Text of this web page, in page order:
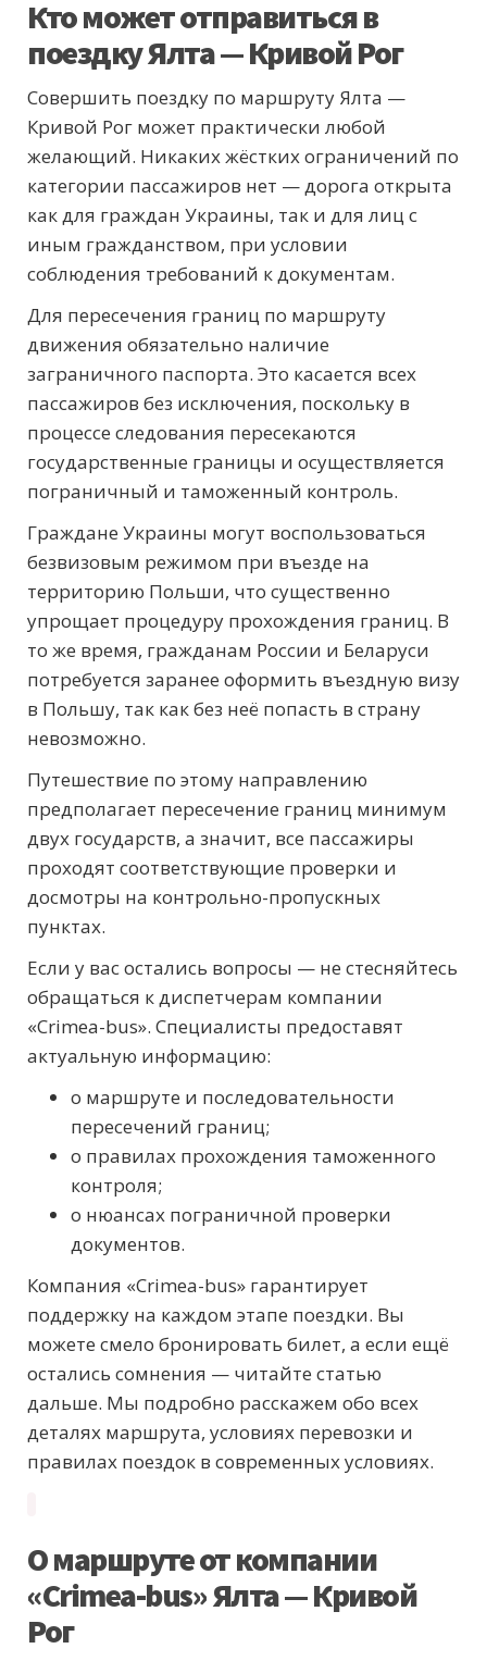
Кто может отправиться в
поездку Ялта — Кривой Рог
Совершить поездку по маршруту Ялта —
Кривой Рог может практически любой
желающий. Никаких жёстких ограничений по
категории пассажиров нет — дорога открыта
как для граждан Украины, так и для лиц с
иным гражданством, при условии
соблюдения требований к документам.
Для пересечения границ по маршруту
движения обязательно наличие
заграничного паспорта. Это касается всех
пассажиров без исключения, поскольку в
процессе следования пересекаются
государственные границы и осуществляется
пограничный и таможенный контроль.
Граждане Украины могут воспользоваться
безвизовым режимом при въезде на
территорию Польши, что существенно
упрощает процедуру прохождения границ. В
то же время, гражданам России и Беларуси
потребуется заранее оформить въездную визу
в Польшу, так как без неё попасть в страну
невозможно.
Путешествие по этому направлению
предполагает пересечение границ минимум
двух государств, а значит, все пассажиры
проходят соответствующие проверки и
досмотры на контрольно-пропускных
пунктах.
Если у вас остались вопросы — не стесняйтесь
обращаться к диспетчерам компании
«Crimea-bus». Специалисты предоставят
актуальную информацию:
о маршруте и последовательности
пересечений границ;
о правилах прохождения таможенного
контроля;
о нюансах пограничной проверки
документов.
Компания «Crimea-bus» гарантирует
поддержку на каждом этапе поездки. Вы
можете смело бронировать билет, а если ещё
остались сомнения — читайте статью
дальше. Мы подробно расскажем обо всех
деталях маршрута, условиях перевозки и
правилах поездок в современных условиях.
О маршруте от компании
«Crimea-bus» Ялта — Кривой
Рог